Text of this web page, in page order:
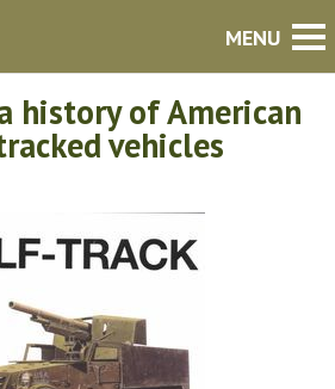
history of American
vehicles